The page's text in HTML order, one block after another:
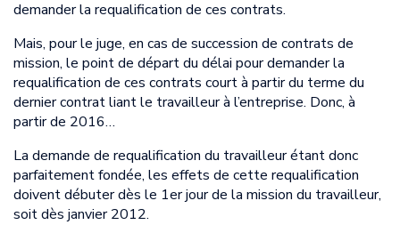
demander la requalification de ces contrats.
Mais, pour le juge, en cas de succession de contrats de
mission, le point de départ du délai pour demander la
requalification de ces contrats court à partir du terme du
dernier contrat liant le travailleur à l’entreprise. Donc, à
partir de 2016…
La demande de requalification du travailleur étant donc
parfaitement fondée, les effets de cette requalification
doivent débuter dès le 1er jour de la mission du travailleur,
soit dès janvier 2012.